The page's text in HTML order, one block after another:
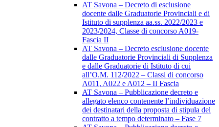
AT Savona – Decreto di esclusione
docente dalle Graduatorie Provinciali e di
Istituto di supplenza aa.ss. 2022/2023 e
2023/2024, Classe di concorso A019-
Fascia II
AT Savona – Decreto esclusione docente
dalle Graduatorie Provinciali di Supplenza
e dalle Graduatorie di Istituto di cui
all’O.M. 112/2022 – Classi di concorso
A011, A022 e A012 – II Fascia
AT Savona – Pubblicazione decreto e
allegato elenco contenente l’individuazione
dei destinatari della proposta di stipula del
contratto a tempo determinato – Fase 7